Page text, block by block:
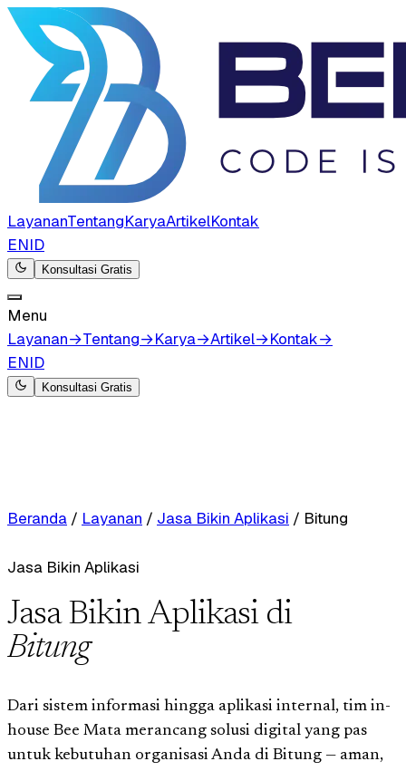
LayananTentangKaryaArtikelKontak
ENID
Konsultasi Gratis
Menu
Layanan→Tentang→Karya→Artikel→Kontak→
ENID
Konsultasi Gratis
Beranda / Layanan / Jasa Bikin Aplikasi / Bitung
Jasa Bikin Aplikasi
Jasa Bikin Aplikasi di
Bitung
Dari sistem informasi hingga aplikasi internal, tim in-
house Bee Mata merancang solusi digital yang pas
untuk kebutuhan organisasi Anda di Bitung — aman,